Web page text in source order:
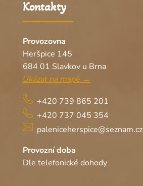
Kontakty
Provozovna
Heršpice 145
684 01 Slavkov u Brna
Ukázat na mapě →
+420 739 865 201
+420 737 045 354
paleniceherspice@seznam.cz
Provozní doba
Dle telefonické dohody